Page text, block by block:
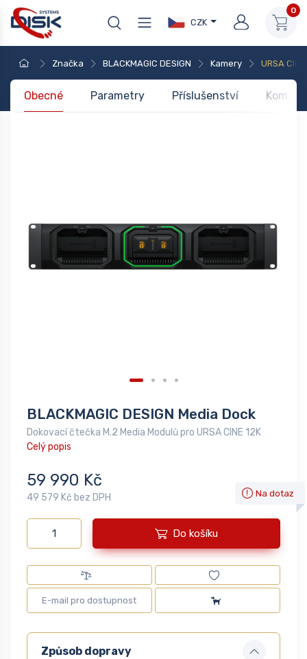
CZK
0
Značka BLACKMAGIC DESIGN Kamery URSA CINE
Obecné Parametry Příslušenství
BLACKMAGIC DESIGN Media Dock
Dokovací čtečka M.2 Media Modulů pro URSA CINE 12K
Celý popis
59 990 Kč
49 579 Kč bez DPH Na dotaz
Do košíku
Způsob dopravy